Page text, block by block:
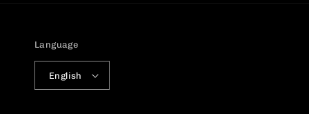
Language
English